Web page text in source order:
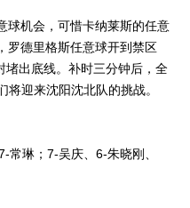
机会，可惜卡纳莱斯的任意
罗德里格斯任意球开到禁区
堵出底线。补时三分钟后，全
迎来沈阳沈北队的挑战。
琳；7-吴庆、6-朱晓刚、